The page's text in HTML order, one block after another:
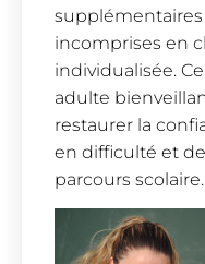
incomprises en
individualisée.
adulte
restaurer la
en difficulté et
parcours scolaire.